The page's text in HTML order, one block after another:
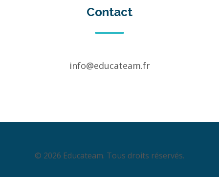
Contact
info@educateam.fr
© 2026 Educateam. Tous droits réservés.